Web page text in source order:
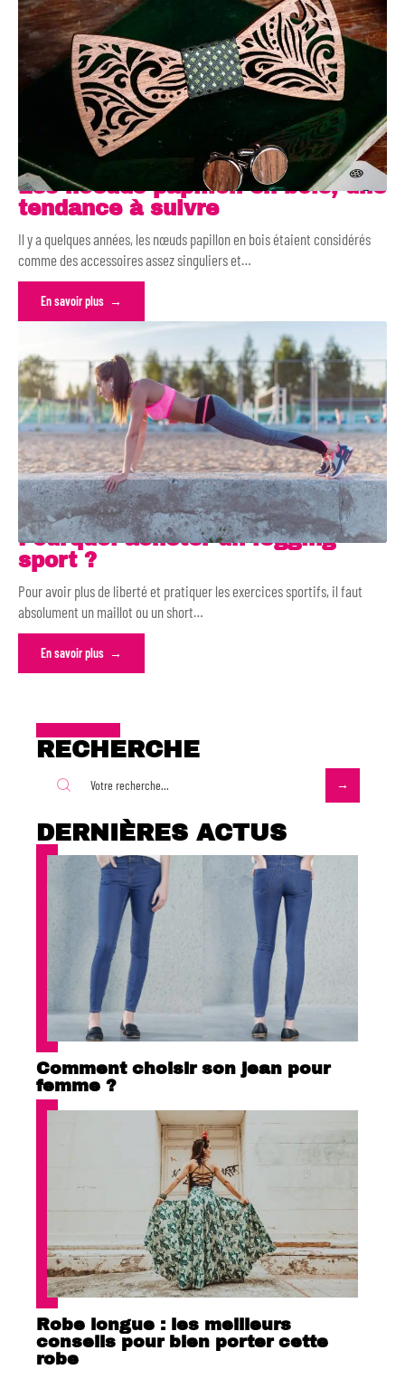
Les noeuds papillon en bois, une
tendance à suivre
Il y a quelques années, les nœuds papillon en bois étaient considérés
comme des accessoires assez singuliers et…
En savoir plus
Pourquoi acheter un legging
sport ?
Pour avoir plus de liberté et pratiquer les exercices sportifs, il faut
absolument un maillot ou un short…
En savoir plus
RECHERCHE
DERNIÈRES ACTUS
Comment choisir son jean pour
femme ?
Robe longue : les meilleurs
conseils pour bien porter cette
robe